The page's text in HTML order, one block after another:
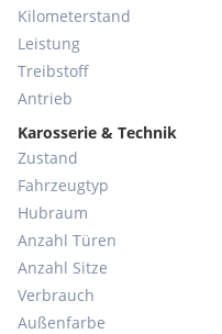
Kilometerstand
Leistung
Treibstoff
Antrieb
Karosserie & Technik
Zustand
Fahrzeugtyp
Hubraum
Anzahl Türen
Anzahl Sitze
Verbrauch
Außenfarbe